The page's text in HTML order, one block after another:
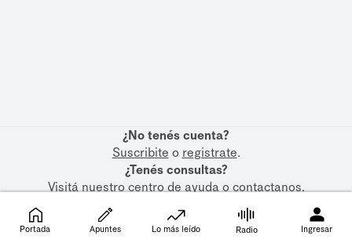
¿No tenés cuenta?
Suscribite o registrate.
¿Tenés consultas?
Visitá nuestrocentro de ayudaocontactanos.
Portada Apuntes Lo más leído Radio Ingresar